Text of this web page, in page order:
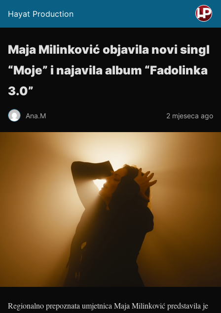
Hayat Production
Maja Milinković objavila novi singl
“Moje” i najavila album “Fadolinka
3.0”
Ana.M 2 mjeseca ago
Regionalno prepoznata umjetnica Maja Milinković predstavila je